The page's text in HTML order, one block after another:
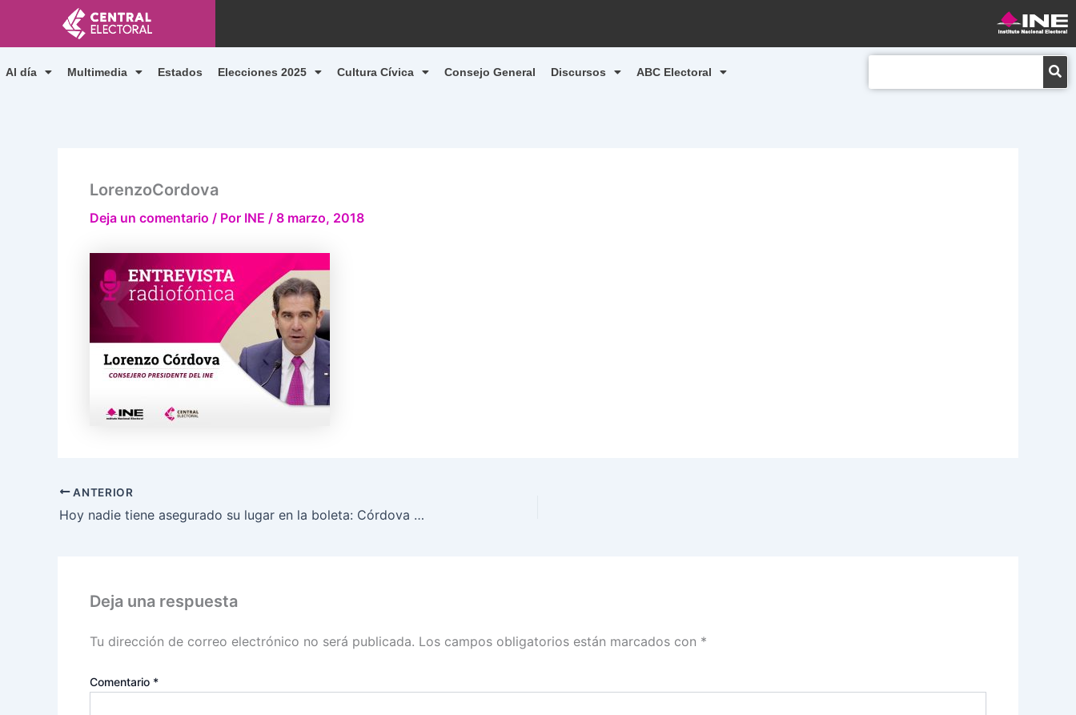
contenido
Al día Multimedia Estados Elecciones 2025 Cultura Cívica Consejo General Discursos ABC Electoral
LorenzoCordova
Deja un comentario / Por INE / 8 marzo, 2018
ANTERIOR
Hoy nadie tiene asegurado su lugar en la boleta: Córdova con José Cárdenas
Deja una respuesta
Tu dirección de correo electrónico no será publicada. Los campos obligatorios están marcados con *
Comentario *